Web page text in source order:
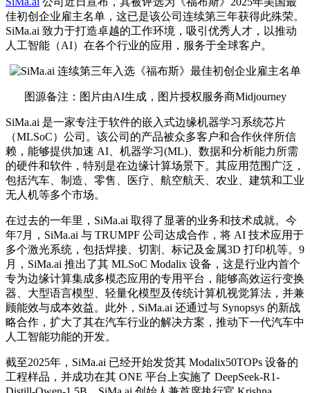
佳初创企业雇主名单，这已是该公司连续第三年获得此殊荣。
SiMa.ai 致力于打造卓越的工作环境，吸引优秀人才，以推动
人工智能（AI）在各个行业的应用，服务于全球客户。
图源备注：图片由AI生成，图片授权服务商Midjourney
SiMa.ai 是一家专注于软件的嵌入式边缘机器学习系统芯片
（MLSoC）公司。该公司的产品被众多客户和合作伙伴所信
赖，能够提供加速 AI、机器学习(ML)、数据和分析能力所需
的硬件和软件，特别是在边缘计算场景下。其应用范围广泛，
包括汽车、制造、零售、医疗、航空航天、农业、建筑和工业
无人机等多个市场。
在过去的一年里，SiMa.ai 取得了显著的业务和技术成就。今
年7月，SiMa.ai 与 TRUMPF 公司达成合作，将 AI 技术应用于
多个激光系统，包括焊接、切割、标记及金属3D 打印机等。9
月，SiMa.ai 推出了其 MLSoC Modalix 设备，这是行业内首个
专为边缘计算集成多模态应用的专用平台，能够高效运行变换
器、大型语言模型、轻量化模型及传统计算机视觉算法，并兼
顾能效与成本效益。此外，SiMa.ai 还通过与 Synopsys 的新战
略合作，扩大了其在汽车行业的解决方案，推动下一代汽车中
人工智能功能的开发。
截至2025年，SiMa.ai 已经开始发货其 Modalix50TOPs 设备的
工程样品，并成功在其 ONE 平台上实施了 DeepSeek-R1-